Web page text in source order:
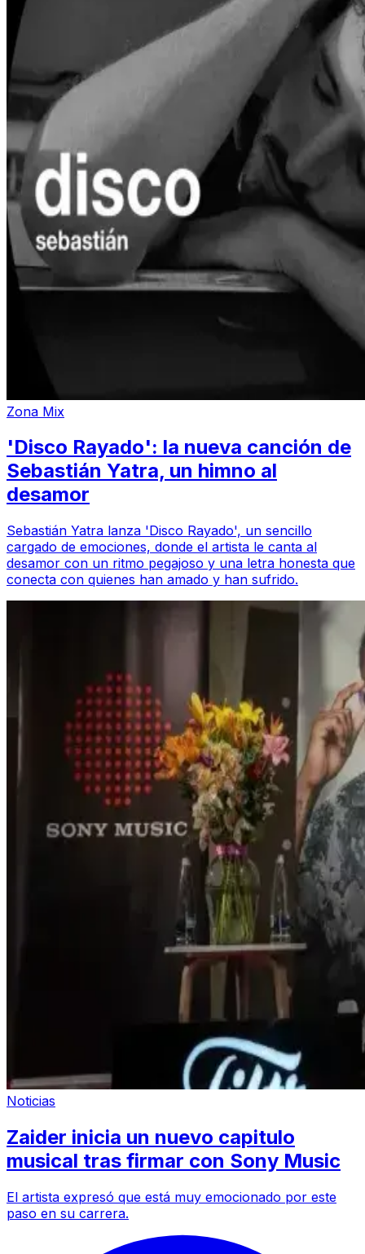
Zona Mix
'Disco Rayado': la nueva canción de
Sebastián Yatra, un himno al
desamor
Sebastián Yatra lanza 'Disco Rayado', un sencillo
cargado de emociones, donde el artista le canta al
desamor con un ritmo pegajoso y una letra honesta que
conecta con quienes han amado y han sufrido.
Noticias
Zaider inicia un nuevo capitulo
musical tras firmar con Sony Music
El artista expresó que está muy emocionado por este
paso en su carrera.